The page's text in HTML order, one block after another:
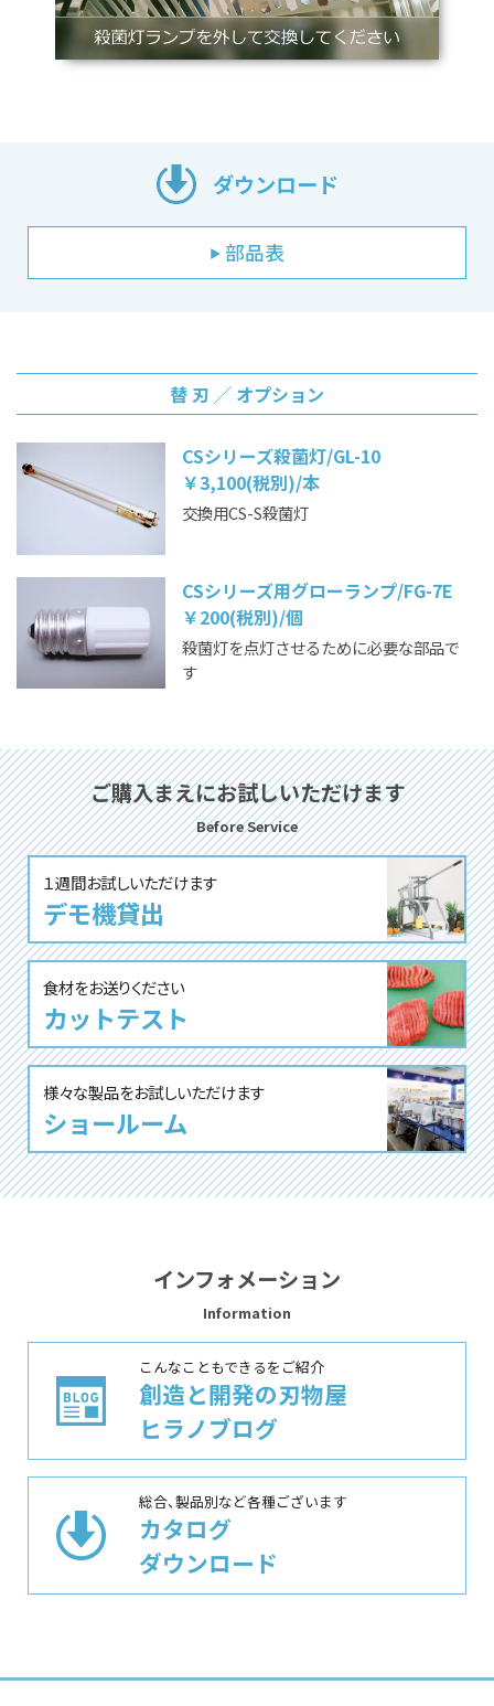
ダウンロード
▶ 部品表
替 刃 ╱ オプション
CSシリーズ殺菌灯/GL-10
￥3,100(税別)/本
交換用CS-S殺菌灯
CSシリーズ用グローランプ/FG-7E
￥200(税別)/個
殺菌灯を点灯させるために必要な部品で
す
ご購⼊まえにお試しいただけます
Before Service
１週間お試しいただけます
デモ機貸出
⾷材をお送りください
カットテスト
様々な製品をお試しいただけます
ショールーム
インフォメーション
Information
こんなこともできるをご紹介
創造と開発の刃物屋
ヒラノブログ
総合、製品別など各種ございます
カタログ
ダウンロード